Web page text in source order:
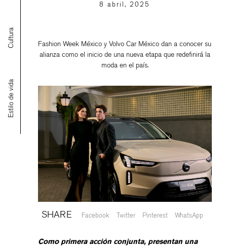
Cultura
Estilo de vida
8 abril, 2025
Fashion Week México y Volvo Car México dan a conocer su
alianza como el inicio de una nueva etapa que redefinirá la
moda en el país.
SHARE Facebook Twitter Pinterest WhatsApp
Como primera acción conjunta, presentan una